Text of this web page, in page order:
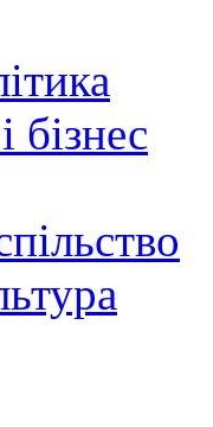
бізнес